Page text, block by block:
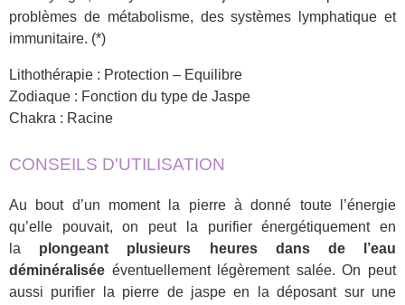
problèmes de métabolisme, des systèmes lymphatique et
immunitaire. (*)
Lithothérapie : Protection – Equilibre
Zodiaque : Fonction du type de Jaspe
Chakra : Racine
CONSEILS D'UTILISATION
Au bout d’un moment la pierre à donné toute l’énergie
qu’elle pouvait, on peut la purifier énergétiquement en
la plongeant plusieurs heures dans de l’eau
déminéralisée éventuellement légèrement salée. On peut
aussi purifier la pierre de jaspe en la déposant sur une